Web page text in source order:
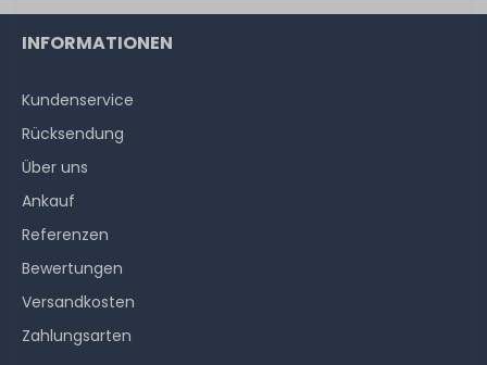
INFORMATIONEN
Kundenservice
Rücksendung
Über uns
Ankauf
Referenzen
Bewertungen
Versandkosten
Zahlungsarten